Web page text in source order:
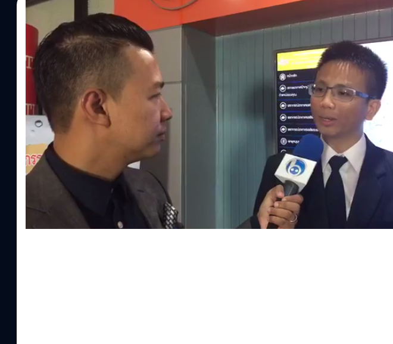
25/07/2017
Totsapon Kritsadangphorn | 3299 days ago
Read More
หนุ่ยสัมภาษณ์ผู้สร้าง ‘WMApp’ แอปพยากรณ์อากาศที่เคลมว่าแม่นที่สุดใน
อาเซียน รู้ 28 ชม.ล่วงหน้าดั่งตาเห็น!!!
#แบไต๋ไลฟ์ หนุ่ยพาคุยเจ้าของ #WMApp แอปพยากรณ์อากาศที่เคลมว่าแม่นที่สุดในอาเซียน รู้ 28 ชม.ล่วง
หน้าดั่งตาเห็น! ซึ่งแอป WMApp ตัวนี้เป็นผลงานจากสถาบันเทคโนโลยีพระจอมเกล้าเจ้าคุณทหารลาดกระบัง
(สจล.) เปิดตัวระบบพยากรณ์อากาศและแอปฯ “WMApp” ที่มีความแม่นยำและความละเอียดสูงที่สุด ราย
เขตปกครองในเขตภูมิภาคเอเชียตะวันออกเฉียงใต้หรือ “อาเซียน” เชื่อมต่อระบบแผนที่ Google
Maps สามารถระบุตำแหน่งพื้นที่พร้อมบอกความหนักเบา และเวลาที่ฝนจะตก ได้ทั้งระยะสั้นล่วงหน้า 28 ชม.
แม่นดั่งตาเห็นอันเป็นผลมาจากการวิจัยพัฒนาอัลกอริทึมประมาณค่าหยาดน้ำฟ้า (ฝน หิมะ ลูกเห็บ) จากการ
สังเกตของดาวเทียม และพัฒนาระบบพยากรณ์อากาศเชิงเลขความละเอียดสูงสำหรับเขตร้อน (Tropics) ต่อ
เนื่องมาเป็นระยะเวลามากกว่า 10 ปี และที่สำคัญ แอปนี้ให้โหลดฟรีอีกด้วย ! ซึ่งไม่เพียงเป็นประโยชน์อย่าง
ยิ่งต่อการใช้ชีวิตประจำวันของประชาชน แต่ยังเป็นประโยชน์ต่อภาคการเกษตร ภาคอุตสาหกรรม และการ
ท่องเที่ยวอาเซียนในการอำนวยความสะดวกการวางแผนเดินทางและยังสามารถประยุกต์เป็นเครื่องมือเตือน